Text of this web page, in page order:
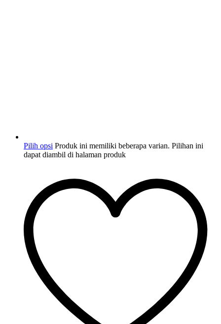
Pilih opsi Produk ini memiliki beberapa varian. Pilihan ini
dapat diambil di halaman produk